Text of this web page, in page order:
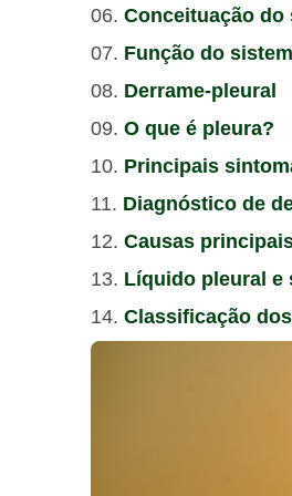
Conceituação
Função do
Derrame-pleural
O que é pleura?
Principais
Diagnóstico de
Causas
Líquido pleural e
Classificação